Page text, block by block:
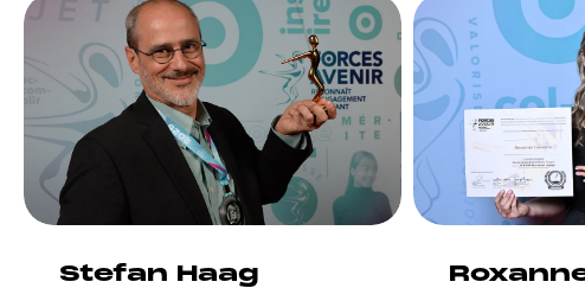
Stefan Haag